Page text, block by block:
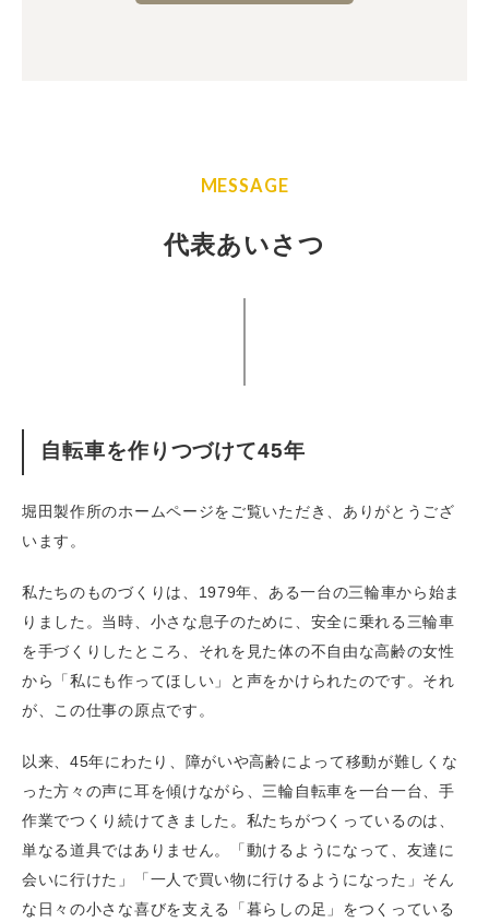
MESSAGE
代表あいさつ
自転車を作りつづけて45年
堀田製作所のホームページをご覧いただき、ありがとうござ
います。
私たちのものづくりは、1979年、ある一台の三輪車から始ま
りました。当時、小さな息子のために、安全に乗れる三輪車
を手づくりしたところ、それを見た体の不自由な高齢の女性
から「私にも作ってほしい」と声をかけられたのです。それ
が、この仕事の原点です。
以来、45年にわたり、障がいや高齢によって移動が難しくな
った方々の声に耳を傾けながら、三輪自転車を一台一台、手
作業でつくり続けてきました。私たちがつくっているのは、
単なる道具ではありません。「動けるようになって、友達に
会いに行けた」「一人で買い物に行けるようになった」そん
な日々の小さな喜びを支える「暮らしの足」をつくっている